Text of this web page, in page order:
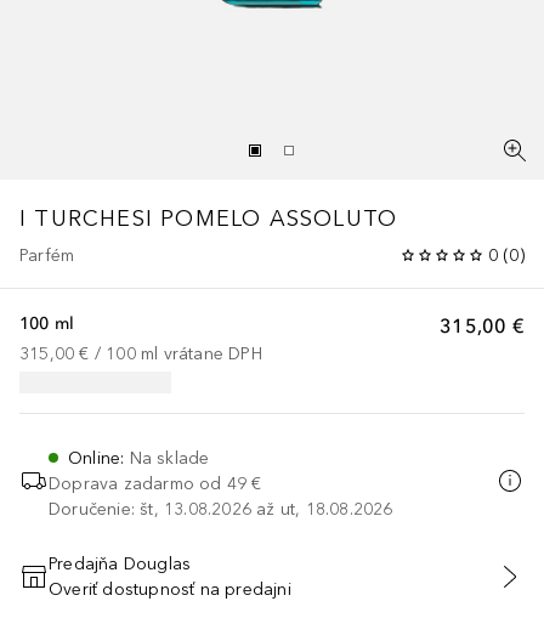
I TURCHESI POMELO ASSOLUTO
Parfém 0 (0)
315,00 €
100 ml
315,00 € / 100 ml vrátane DPH
Online: Na sklade
Doprava zadarmo od 49 €
Doručenie: št, 13.08.2026 až ut, 18.08.2026
PRIDAŤ DO KOŠÍKA
Predajňa Douglas
Overiť dostupnosť na predajni